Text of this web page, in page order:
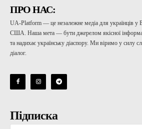
ПРО НАС:
UA-Platform — це незалежне медіа для українців у
США. Наша мета — бути джерелом якісної
та надихає українську діаспору. Ми віримо у силу
діалог.
Підписка